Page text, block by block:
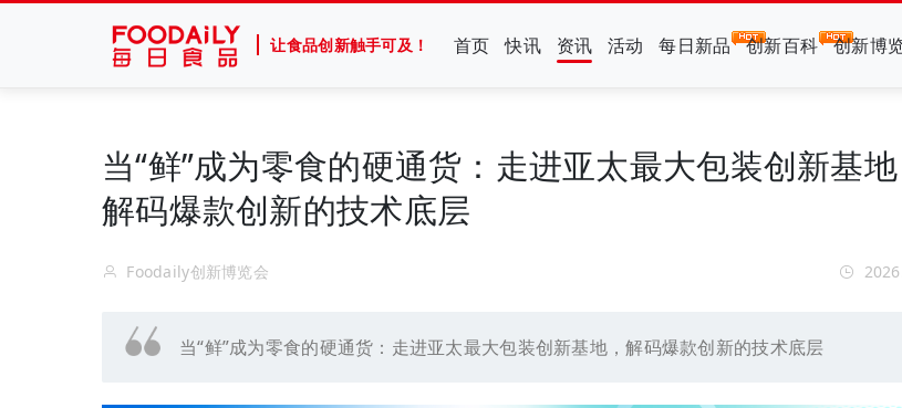
让食品创新触手可及！ 首页 快讯 资讯 活动 每日新品 创新百科 创新博
当“鲜”成为零食的硬通货：走进亚太最大包装创新基地
解码爆款创新的技术底层
Foodaily创新博览会
当“鲜”成为零食的硬通货：走进亚太最大包装创新基地，解码爆款创新的技术底层